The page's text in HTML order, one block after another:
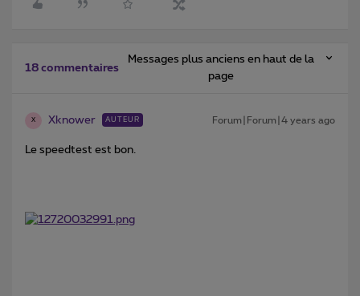
18 commentaires
Messages plus anciens en haut de la
page
X Xknower AUTEUR Forum|Forum|4 years ago
Le speedtest est bon.